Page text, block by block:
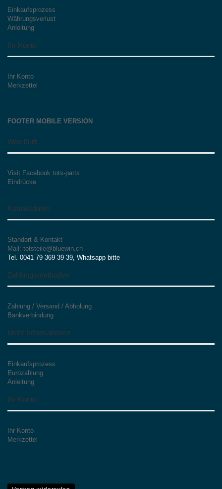
Einkaufsprozess
Währungsverlust
Anleitung
Ihr Konto
Ihr Konto
Merkzettel
FOOTER MOBILE VERSION
Was läuft
Visit Facebook tots-parts
Eindrücke
Kontaktdaten
Standort & Kontakt
Mail: totsteile@bluewin.ch
Tel. 0041 79 369 39 39, Whatsapp bitte
Zahlungsmethoden
Zahlung / Versand / Abholung
Bankverbindung
Mehr Informationen
Einkaufsprozess
Eurozahlung
Anleitung
Ihr Konto
Ihr Konto
Merkzettel